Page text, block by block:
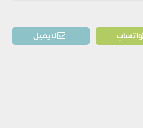
واتساب الايميل